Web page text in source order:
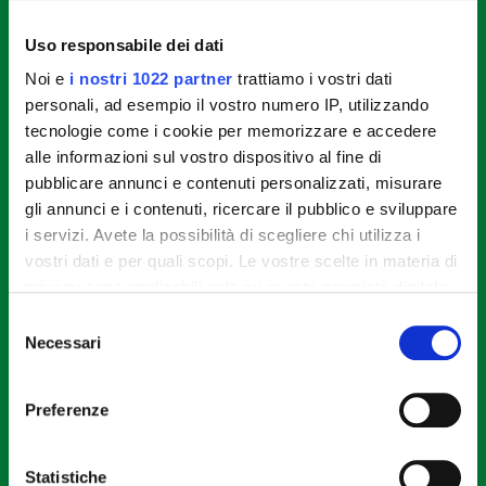
Uso responsabile dei dati
Noi e i nostri 1022 partner trattiamo i vostri dati
personali, ad esempio il vostro numero IP, utilizzando
tecnologie come i cookie per memorizzare e accedere
alle informazioni sul vostro dispositivo al fine di
pubblicare annunci e contenuti personalizzati, misurare
gli annunci e i contenuti, ricercare il pubblico e sviluppare
i servizi. Avete la possibilità di scegliere chi utilizza i
vostri dati e per quali scopi. Le vostre scelte in materia di
modificare o revocare il proprio consenso in qualsiasi
momento dalla Dichiarazione sui cookie o facendo clic
raccogliere informazioni sulla tua posizione
delNecessari
Preferenze
Statistiche
tagliate i peperoncini verdi a rondelle
STEP 2
Preparate la salsa: pulite lo zenzero e grattugiatelo
finemente, dividete il cipollotto a rondelle,
schiacciate un poco lo spicchio d’aglio. Mescolate
la salsa di soia, l’acqua, l’aceto e aggiungere
l’amido per farlo sciogliere. Unite lo zenzero, il
cipollotto e l’aglio.
STEP 3
Fate scaldare 2 cucchiai di olio in una padella, unite
i cubetti di pollo, un poco di sale e fateli dorare a